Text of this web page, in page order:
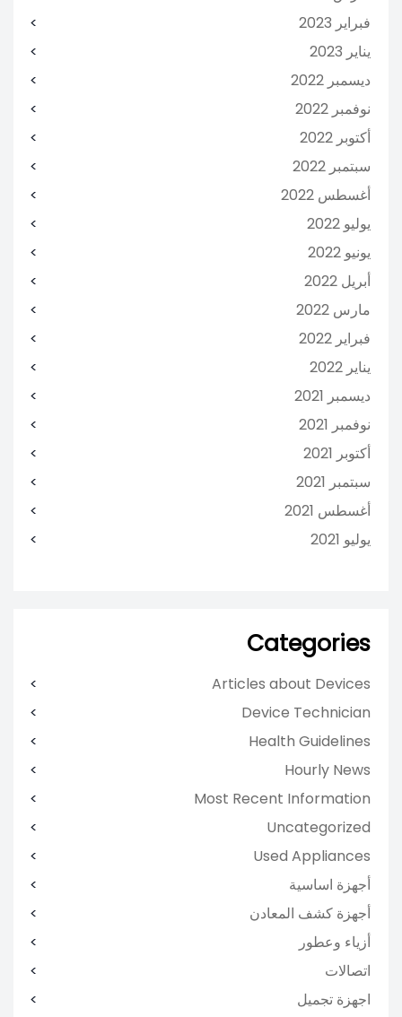
فبراير 2023
يناير 2023
ديسمبر 2022
نوفمبر 2022
أكتوبر 2022
سبتمبر 2022
أغسطس 2022
يوليو 2022
يونيو 2022
أبريل 2022
مارس 2022
فبراير 2022
يناير 2022
ديسمبر 2021
نوفمبر 2021
أكتوبر 2021
سبتمبر 2021
أغسطس 2021
يوليو 2021
Categories
Articles about Devices
Device Technician
Health Guidelines
Hourly News
Most Recent Information
Uncategorized
Used Appliances
أجهزة اساسية
أجهزة كشف المعادن
أزياء وعطور
اتصالات
اجهزة تجميل